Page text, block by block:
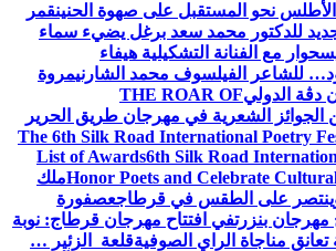
نحو المستقبل على صهوة الحنينقمر
جديد للدكتور محمد سعد برغل يضيء سماء
حوار مع الفنانة التشكيلية هيفاء
للشاعر الفيلسوف محمد الشارنيمروة
دڨة الدوليTHE ROAR OF
الجوائز الشعرية في مهرجان طريق الحرير
The 6th Silk Road International Poetry
List of Awards6th Silk Road
Honor Poets and Celebrateملك
وينتصر على الطقس في قرطاجعصفورة
مهرجان بنزرتفي افتتاح مهرجان قرطاج: نوبة
مناجاة الراي الصوفيةقلعة الزئير …